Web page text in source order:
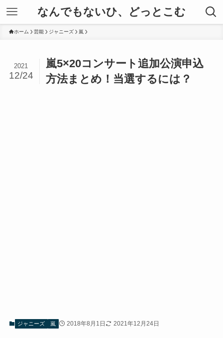
なんでもないひ、どっとこむ
ホーム 芸能 ジャニーズ 嵐
嵐5×20コンサート追加公演申込
方法まとめ！当選するには？
2021
12/24
ジャニーズ 嵐 2018年8月1日 2021年12月24日